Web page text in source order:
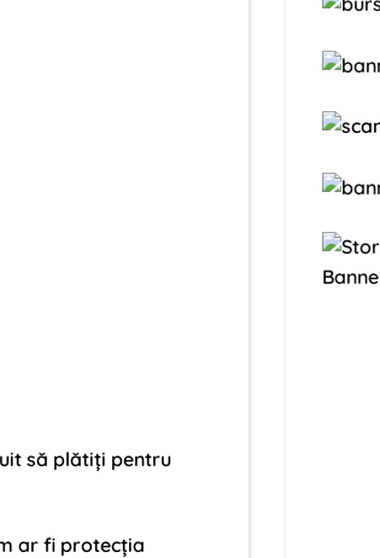
să plătiți pentru
ar fi protecția